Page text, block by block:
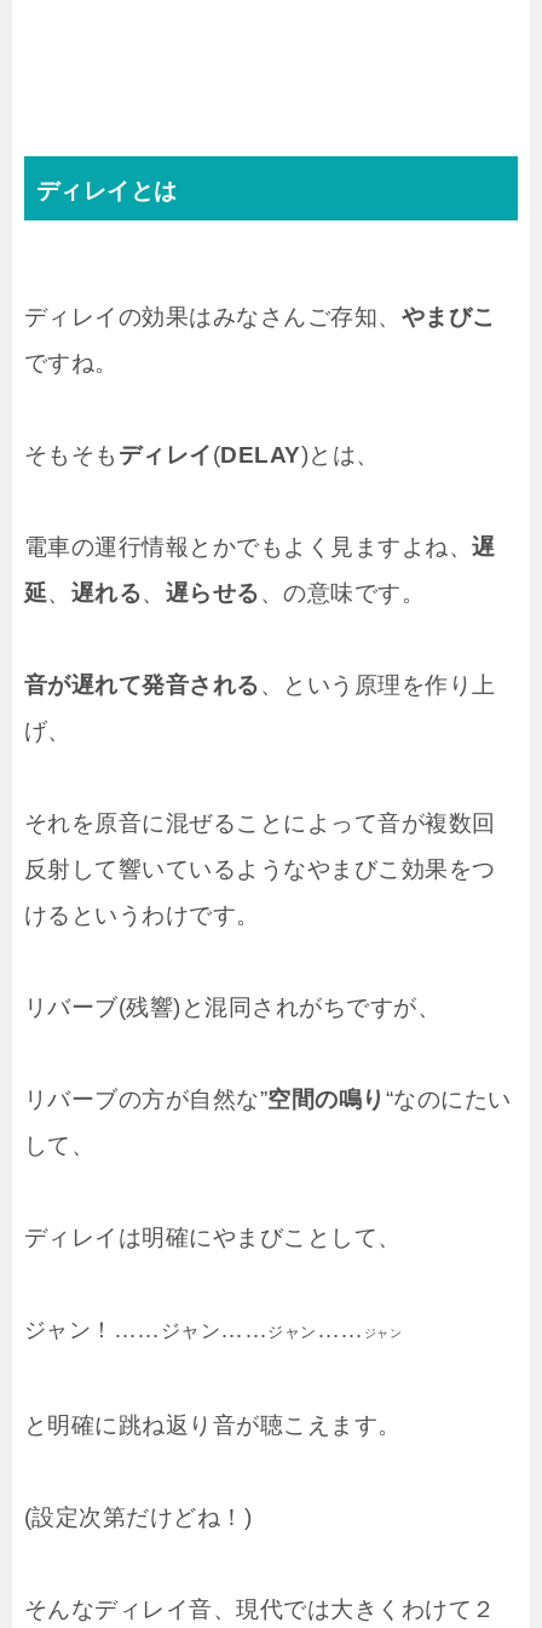
ディレイとは
ディレイの効果はみなさんご存知、 やまびこ
ですね。
そもそも ディレイ(DELAY)とは、
電車の運行情報とかでもよく見ますよね、遅
延、 遅れる、 遅らせる、の意味です。
音が遅れて発音される、という原理を作り上
げ、
それを原音に混ぜることによって音が複数回
反射して響いているようなやまびこ効果をつ
けるというわけです。
リバーブ(残響)と混同されがちですが、
リバーブの方が自然な”空間の鳴り “なのにたい
して、
ディレイは明確にやまびことして、
ジャン！ …… ジャン…… ジャン …… ジャン
と明確に跳ね返り音が聴こえます。
(設定次第だけどね！)
そんなディレイ音、現代では大きくわけて２